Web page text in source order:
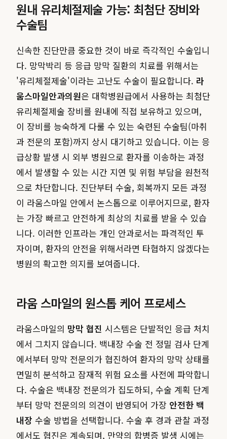
원내 유리체절제술 가능: 최첨단 장비와
수술팀
신속한 진단만큼 중요한 것이 바로 즉각적인 수술입니
다. 망막박리 등 응급 망막 질환의 치료를 위해서는
'유리체절제술'이라는 고난도 수술이 필요합니다. 라
움스마일안과의원은 대학병원급에서 사용하는 최첨단
유리체절제술 장비를 원내에 직접 보유하고 있으며,
이 장비를 능숙하게 다룰 수 있는 숙련된 수술팀(마취
과 전문의 포함)까지 상시 대기하고 있습니다. 이는 응
급상황 발생 시 외부 병원으로 환자를 이송하는 과정
에서 발생할 수 있는 시간 지연 및 위험 부담을 원천적
으로 차단합니다. 진단부터 수술, 회복까지 모든 과정
이 라움스마일 안에서 논스톱으로 이루어지므로, 환자
는 가장 빠르고 안전하게 최상의 치료를 받을 수 있습
니다. 이러한 인프라는 개인 안과로서는 파격적인 투
자이며, 환자의 안전을 위해서라면 타협하지 않겠다는
병원의 확고한 의지를 보여줍니다.
라움 스마일의 원스톱 케어 프로세스
라움스마일의 망막 협진 시스템은 단발적인 응급 처치
에서 그치지 않습니다. 백내장 수술 전 정밀 검사 단계
에서부터 망막 전문의가 협진하여 환자의 망막 상태를
면밀히 분석하고 잠재적 위험 요소를 사전에 파악합니
다. 수술은 백내장 전문의가 집도하되, 수술 계획 단계
부터 망막 전문의의 의견이 반영되어 가장 안전한 백
내장 수술 방법을 선택합니다. 수술 후 경과 관찰 과정
에서도 협진은 계속되며, 만약의 합병증 발생 시에는